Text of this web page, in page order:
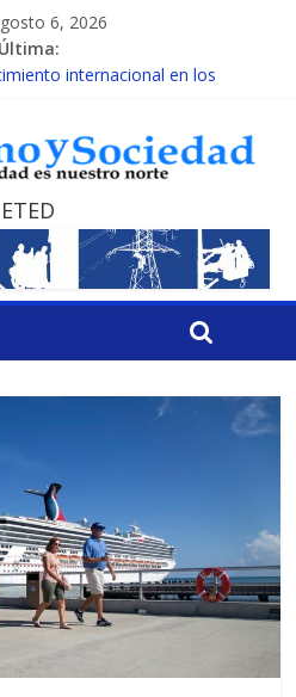
6, 2026
Última:
internacional en los
Día Nacional de la lucha contra el
LA COALICIÓN
apoyarán rehabilitación de
de Consulta Nacional por la
ETED